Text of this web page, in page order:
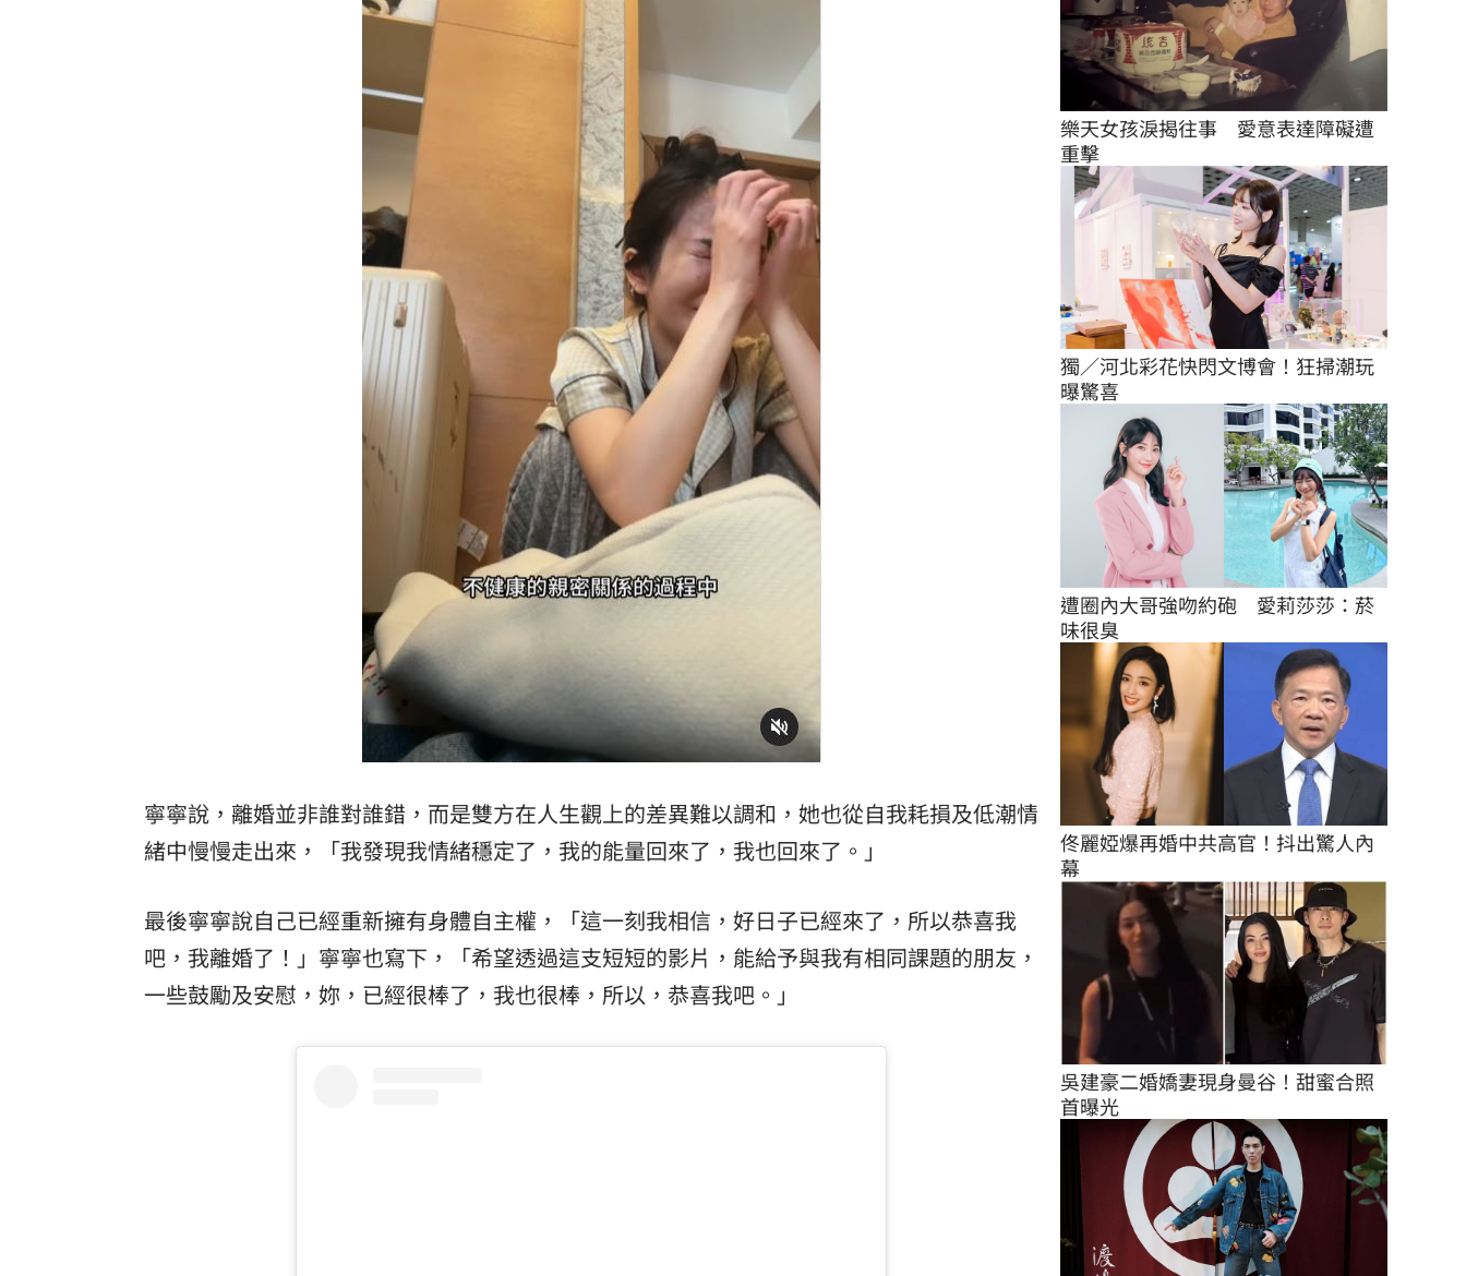
寧寧說，離婚並非誰對誰錯，而是雙方在人生觀上的差異難以調和，她也從自我耗損及低潮情
緒中慢慢走出來，「我發現我情緒穩定了，我的能量回來了，我也回來了。」
最後寧寧說自己已經重新擁有身體自主權，「這一刻我相信，好日子已經來了，所以恭喜我
吧，我離婚了！」寧寧也寫下，「希望透過這支短短的影片，能給予與我有相同課題的朋友，
一些鼓勵及安慰，妳，已經很棒了，我也很棒，所以，恭喜我吧。」
樂天女孩淚揭往事　愛意表達障礙遭
重擊
獨／河北彩花快閃文博會！狂掃潮玩
曝驚喜
遭圈內大哥強吻約砲　愛莉莎莎：菸
味很臭
佟麗婭爆再婚中共高官！抖出驚人內
幕
吳建豪二婚嬌妻現身曼谷！甜蜜合照
首曝光